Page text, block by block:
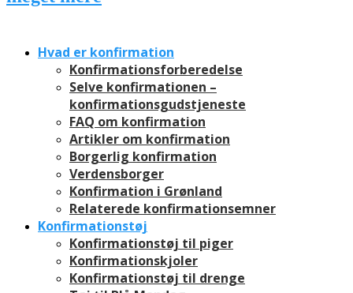
Hvad er konfirmation
Konfirmationsforberedelse
Selve konfirmationen –
konfirmationsgudstjeneste
FAQ om konfirmation
Artikler om konfirmation
Borgerlig konfirmation
Verdensborger
Konfirmation i Grønland
Relaterede konfirmationsemner
Konfirmationstøj
Konfirmationstøj til piger
Konfirmationskjoler
Konfirmationstøj til drenge